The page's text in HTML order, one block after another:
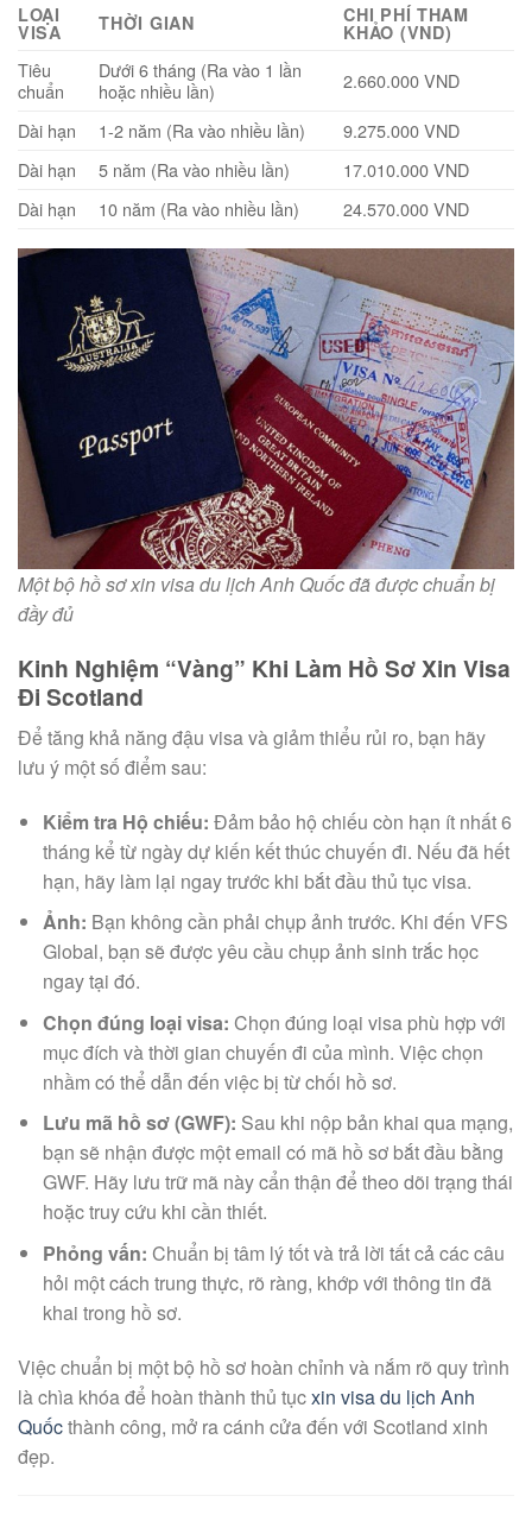
LOẠI
VISA THỜI GIAN CHI PHÍ THAM
KHẢO (VND)
Tiêu
chuẩn
Dưới 6 tháng (Ra vào 1 lần
hoặc nhiều lần)
2.660.000 VND
Dài hạn
1-2 năm (Ra vào nhiều lần)
9.275.000 VND
Dài hạn
5 năm (Ra vào nhiều lần)
17.010.000 VND
Dài hạn
10 năm (Ra vào nhiều lần) 24.570.000 VND
Một bộ hồ sơ xin visa du lịch Anh Quốc đã được chuẩn bị
đầy đủ
Kinh Nghiệm “Vàng” Khi Làm Hồ Sơ Xin Visa
Đi Scotland
Để tăng khả năng đậu visa và giảm thiểu rủi ro, bạn hãy
lưu ý một số điểm sau:
Kiểm tra Hộ chiếu: Đảm bảo hộ chiếu còn hạn ít nhất 6
tháng kể từ ngày dự kiến kết thúc chuyến đi. Nếu đã hết
hạn, hãy làm lại ngay trước khi bắt đầu thủ tục visa.
Ảnh: Bạn không cần phải chụp ảnh trước. Khi đến VFS
Global, bạn sẽ được yêu cầu chụp ảnh sinh trắc học
ngay tại đó.
Chọn đúng loại visa: Chọn đúng loại visa phù hợp với
mục đích và thời gian chuyến đi của mình. Việc chọn
nhầm có thể dẫn đến việc bị từ chối hồ sơ.
Lưu mã hồ sơ (GWF): Sau khi nộp bản khai qua mạng,
bạn sẽ nhận được một email có mã hồ sơ bắt đầu bằng
GWF. Hãy lưu trữ mã này cẩn thận để theo dõi trạng thái
hoặc truy cứu khi cần thiết.
Phỏng vấn: Chuẩn bị tâm lý tốt và trả lời tất cả các câu
hỏi một cách trung thực, rõ ràng, khớp với thông tin đã
khai trong hồ sơ.
Việc chuẩn bị một bộ hồ sơ hoàn chỉnh và nắm rõ quy trình
là chìa khóa để hoàn thành thủ tụcxin visa du lịch Anh
Quốcthành công, mở ra cánh cửa đến với Scotland xinh
đẹp.